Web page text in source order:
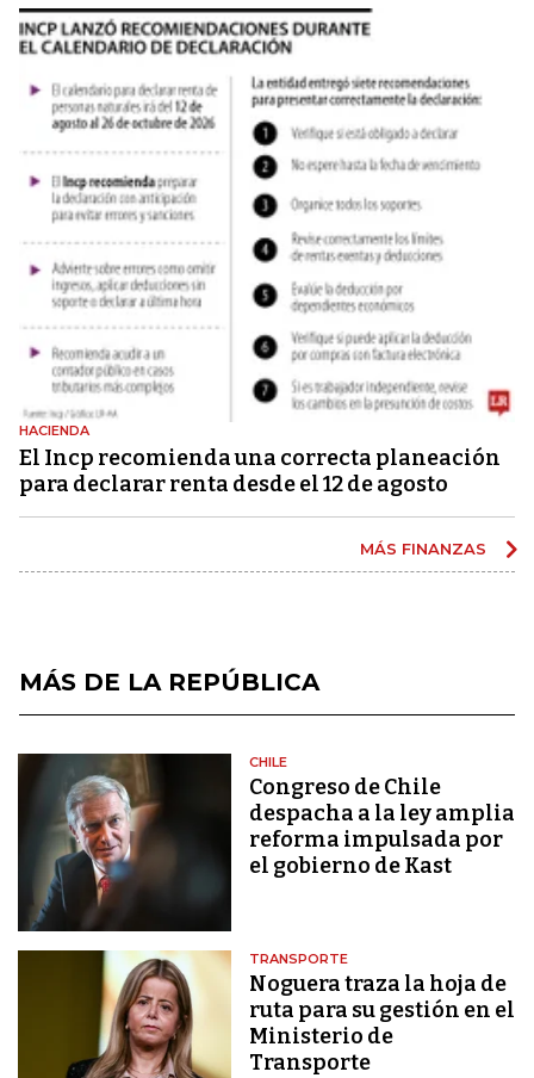
HACIENDA
El Incp recomienda una correcta planeación
para declarar renta desde el 12 de agosto
MÁS FINANZAS
MÁS DE LA REPÚBLICA
CHILE
Congreso de Chile
despacha a la ley amplia
reforma impulsada por
el gobierno de Kast
TRANSPORTE
Noguera traza la hoja de
ruta para su gestión en el
Ministerio de
Transporte